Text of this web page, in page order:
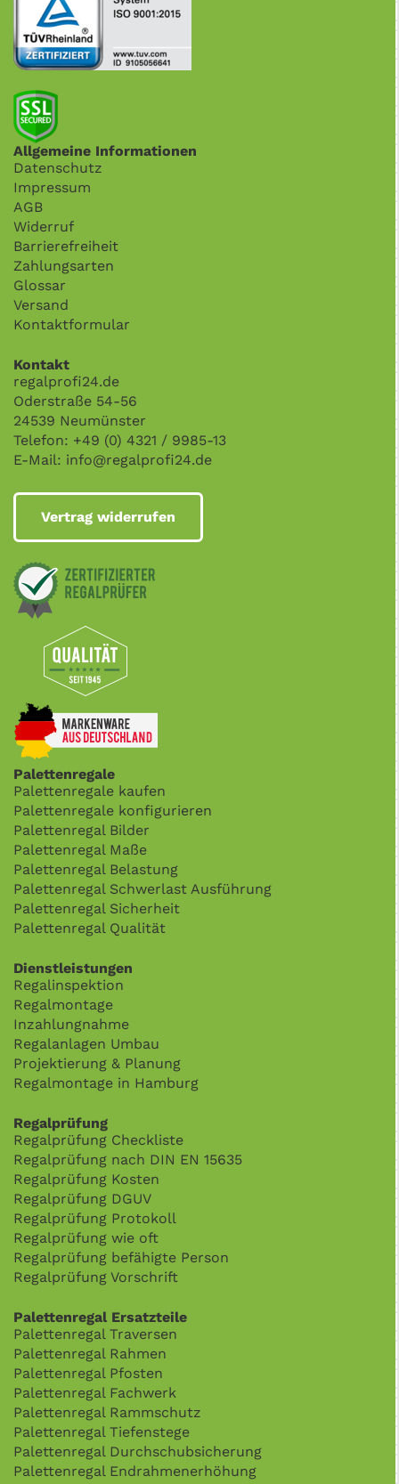
Allgemeine Informationen
Datenschutz
Impressum
AGB
Widerruf
Barrierefreiheit
Zahlungsarten
Glossar
Versand
Kontaktformular
Kontakt
regalprofi24.de
Oderstraße 54-56
24539 Neumünster
Telefon: +49 (0) 4321 / 9985-13
E-Mail: info@regalprofi24.de
Vertrag widerrufen
Palettenregale
Palettenregale kaufen
Palettenregale konfigurieren
Palettenregal Bilder
Palettenregal Maße
Palettenregal Belastung
Palettenregal Schwerlast Ausführung
Palettenregal Sicherheit
Palettenregal Qualität
Dienstleistungen
Regalinspektion
Regalmontage
Inzahlungnahme
Regalanlagen Umbau
Projektierung & Planung
Regalmontage in Hamburg
Regalprüfung
Regalprüfung Checkliste
Regalprüfung nach DIN EN 15635
Regalprüfung Kosten
Regalprüfung DGUV
Regalprüfung Protokoll
Regalprüfung wie oft
Regalprüfung befähigte Person
Regalprüfung Vorschrift
Palettenregal Ersatzteile
Palettenregal Traversen
Palettenregal Rahmen
Palettenregal Pfosten
Palettenregal Fachwerk
Palettenregal Rammschutz
Palettenregal Tiefenstege
Palettenregal Durchschubsicherung
Palettenregal Endrahmenerhöhung